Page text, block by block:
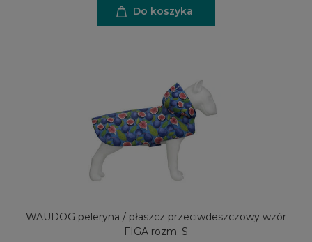
Do koszyka
WAUDOG peleryna / płaszcz przeciwdeszczowy wzór
FIGA rozm. S